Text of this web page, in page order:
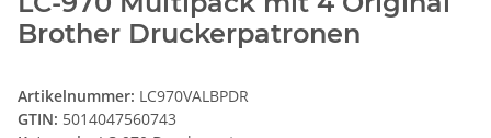
Brother Druckerpatronen
Artikelnummer: LC970VALBPDR
GTIN: 5014047560743